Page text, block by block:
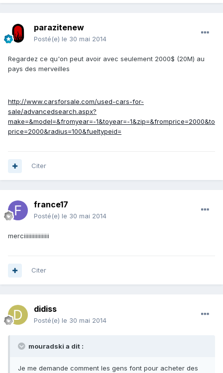
parazitenew
Posté(e) le 30 mai 2014
Regardez ce qu'on peut avoir avec seulement 2000$ (20M) au
pays des merveilles
http://www.carsforsale.com/used-cars-for-
sale/advancedsearch.aspx?
make=&model=&fromyear=-1&toyear=-1&zip=&fromprice=2000&to
price=2000&radius=100&fueltypeid=
Citer
france17
Posté(e) le 30 mai 2014
merciiiiiiiiiiiiiiiii
Citer
didiss
Posté(e) le 30 mai 2014
mouradski a dit :
Je me demande comment les gens font pour acheter des